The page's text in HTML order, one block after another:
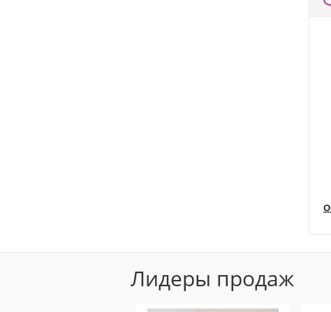
Лидеры продаж